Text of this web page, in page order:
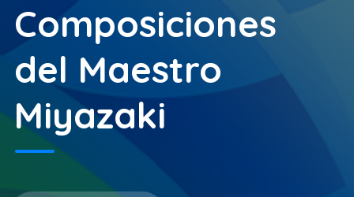
Composiciones
del Maestro
Miyazaki